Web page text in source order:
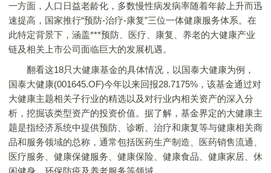
一方面，人口日益老龄化，多数慢性病发病率随着年龄上升而迅
速提高，国家推行“预防-治疗-康复”三位一体健康服务体系。在
此特定背景下，涵盖***预防、医疗、康复、养老的大健康产业
链及相关上市公司面临巨大的发展机遇。
翻看这18只大健康基金的具体情况，以国泰大健康为例，
国泰大健康(001645.OF)今年以来回报28.7175%，该基金通过对
大健康主题相关子行业的精选以及对行业内相关资产的深入分
析，挖掘该类型资产的投资价值。据了解，基金界定的大健康主
题是指经济系统中提供预防、诊断、治疗和康复等与健康相关商
品和服务领域的总称，通常包括医药生产制造、医药销售流通、
医疗服务、健康保健服务、健康保险、健康食品、健康家居、休
闲健身、环保防疫及养老服务等领域。